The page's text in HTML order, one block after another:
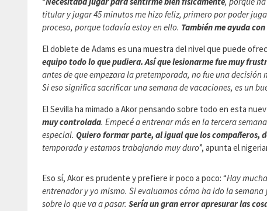
titular y jugar 45 minutos me hizo feliz, primero por poder
proceso, porque todavía estoy en ello. También me ayuda
El doblete de Adams es una muestra del nivel que puede
equipo todo lo que pudiera.Así que lesionarme fue muy
antes de que empezara la pretemporada, no fue una
Si eso significa sacrificar una semana de vacaciones, es un
El Sevilla ha mimado a Akor pensando sobre todo en esta
muy controlada. Empecé a entrenar más en la tercera
especial. Quiero formar parte, al igual que los compañeros,
temporada y estamos trabajando muy duro”, apunta el
Eso sí, Akor es prudente y prefiere ir poco a poco: “Hay
entrenador y yo mismo. Si evaluamos cómo ha ido la
sobre lo que va a pasar. Sería un gran error apresurar las